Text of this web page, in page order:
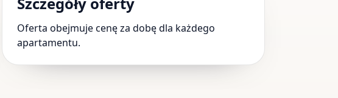
Oferta obejmuje cenę za dobę dla każdego
apartamentu.